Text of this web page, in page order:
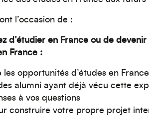
l’occasion de :
d’étudier en France ou de devenir
France :
opportunités d’études en France
alumni ayant déjà vécu cette
à vos questions
construire votre propre projet